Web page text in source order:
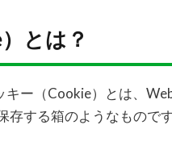
とは？
キー（Cookie）とは、
存する箱のようなものです